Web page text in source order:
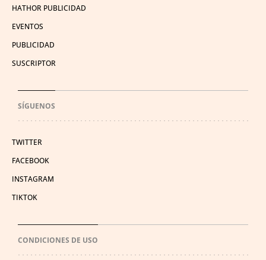
HATHOR PUBLICIDAD
EVENTOS
PUBLICIDAD
SUSCRIPTOR
SÍGUENOS
TWITTER
FACEBOOK
INSTAGRAM
TIKTOK
CONDICIONES DE USO